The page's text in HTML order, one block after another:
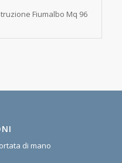
Fiumalbo Mq 96
di mano